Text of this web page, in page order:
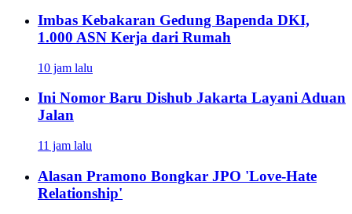
Imbas Kebakaran Gedung Bapenda DKI,
1.000 ASN Kerja dari Rumah
10 jam lalu
Ini Nomor Baru Dishub Jakarta Layani Aduan
Jalan
11 jam lalu
Alasan Pramono Bongkar JPO 'Love-Hate
Relationship'